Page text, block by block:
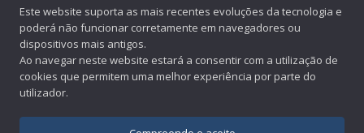
Este website suporta as mais recentes evoluções da tecnologia e
poderá não funcionar corretamente em navegadores ou
dispositivos mais antigos.
Ao navegar neste website estará a consentir com a utilização de
cookies que permitem uma melhor experiência por parte do
utilizador.